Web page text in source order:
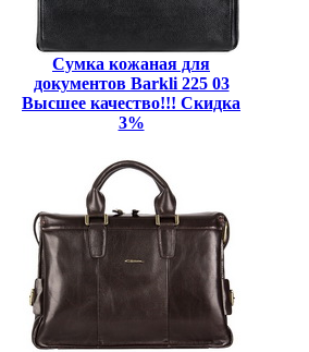
Сумка кожаная для
документов Barkli 225 03
Высшее качество!!! Скидка
3%